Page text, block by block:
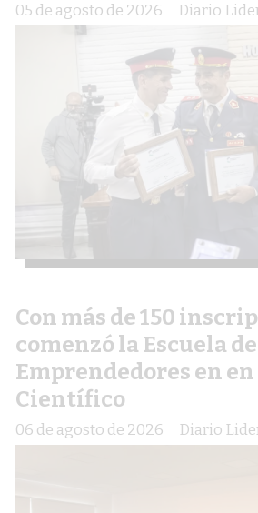
Diario
05 de agosto de 2026
Con más de 150
comenzó la Escuela de
Emprendedores en en
Científico
Diario
06 de agosto de 2026